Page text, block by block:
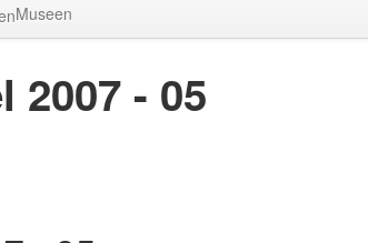
Museen
2007 - 05